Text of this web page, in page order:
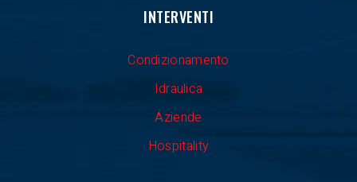
INTERVENTI
Condizionamento
Idraulica
Aziende
Hospitality